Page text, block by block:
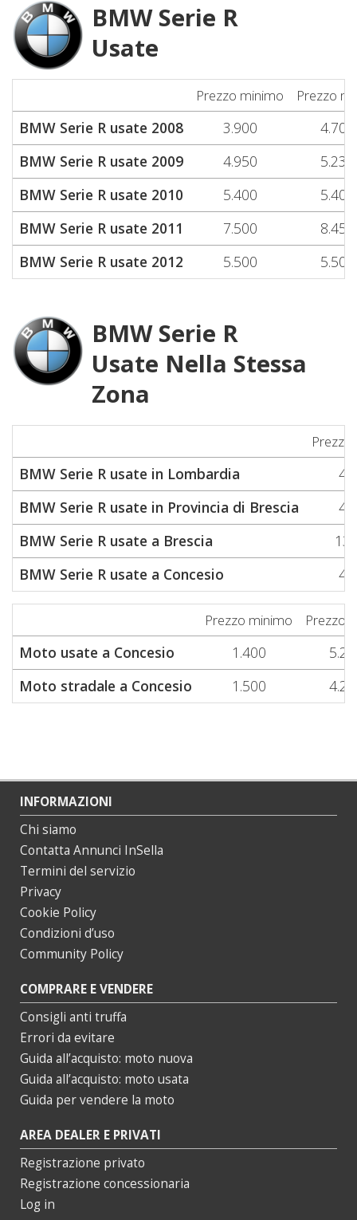
BMW Serie R
Usate
Prezzo minimo Prezzo
BMW Serie R usate 2008 3.900
4.700
BMW Serie R usate 2009
4.950
5.230
BMW Serie R usate 2010
5.400
5.400
BMW Serie R usate 2011
7.500
8.450
BMW Serie R usate 2012
5.500 5.500
BMW Serie R
Usate Nella Stessa
Zona
BMW Serie R usate in Lombardia
BMW Serie R usate in Provincia di Brescia
BMW Serie R usate a Brescia
BMW Serie R usate a Concesio
Prezzo minimo Prezzo
Moto usate a Concesio 1.400
Moto stradale a Concesio
1.500
INFORMAZIONI
Chi siamo
Contatta Annunci InSella
Termini del servizio
Privacy
Cookie Policy
Condizioni d’uso
Community Policy
COMPRARE E VENDERE
Consigli anti truffa
Errori da evitare
Guida all’acquisto: moto nuova
Guida all’acquisto: moto usata
Guida per vendere la moto
AREA DEALER E PRIVATI
Registrazione privato
Registrazione concessionaria
Log in